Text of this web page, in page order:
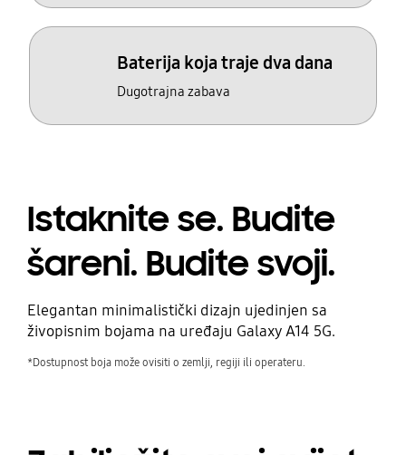
Baterija koja traje dva dana
Dugotrajna zabava
Istaknite se. Budite
šareni. Budite svoji.
Elegantan minimalistički dizajn ujedinjen sa
živopisnim bojama na uređaju Galaxy A14 5G.
*Dostupnost boja može ovisiti o zemlji, regiji ili operateru.